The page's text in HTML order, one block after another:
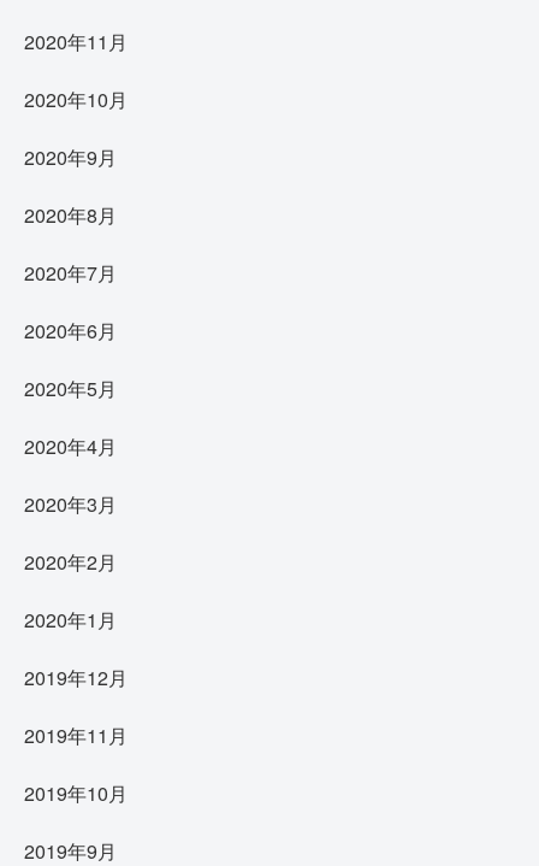
2020年11月
2020年10月
2020年9月
2020年8月
2020年7月
2020年6月
2020年5月
2020年4月
2020年3月
2020年2月
2020年1月
2019年12月
2019年11月
2019年10月
2019年9月